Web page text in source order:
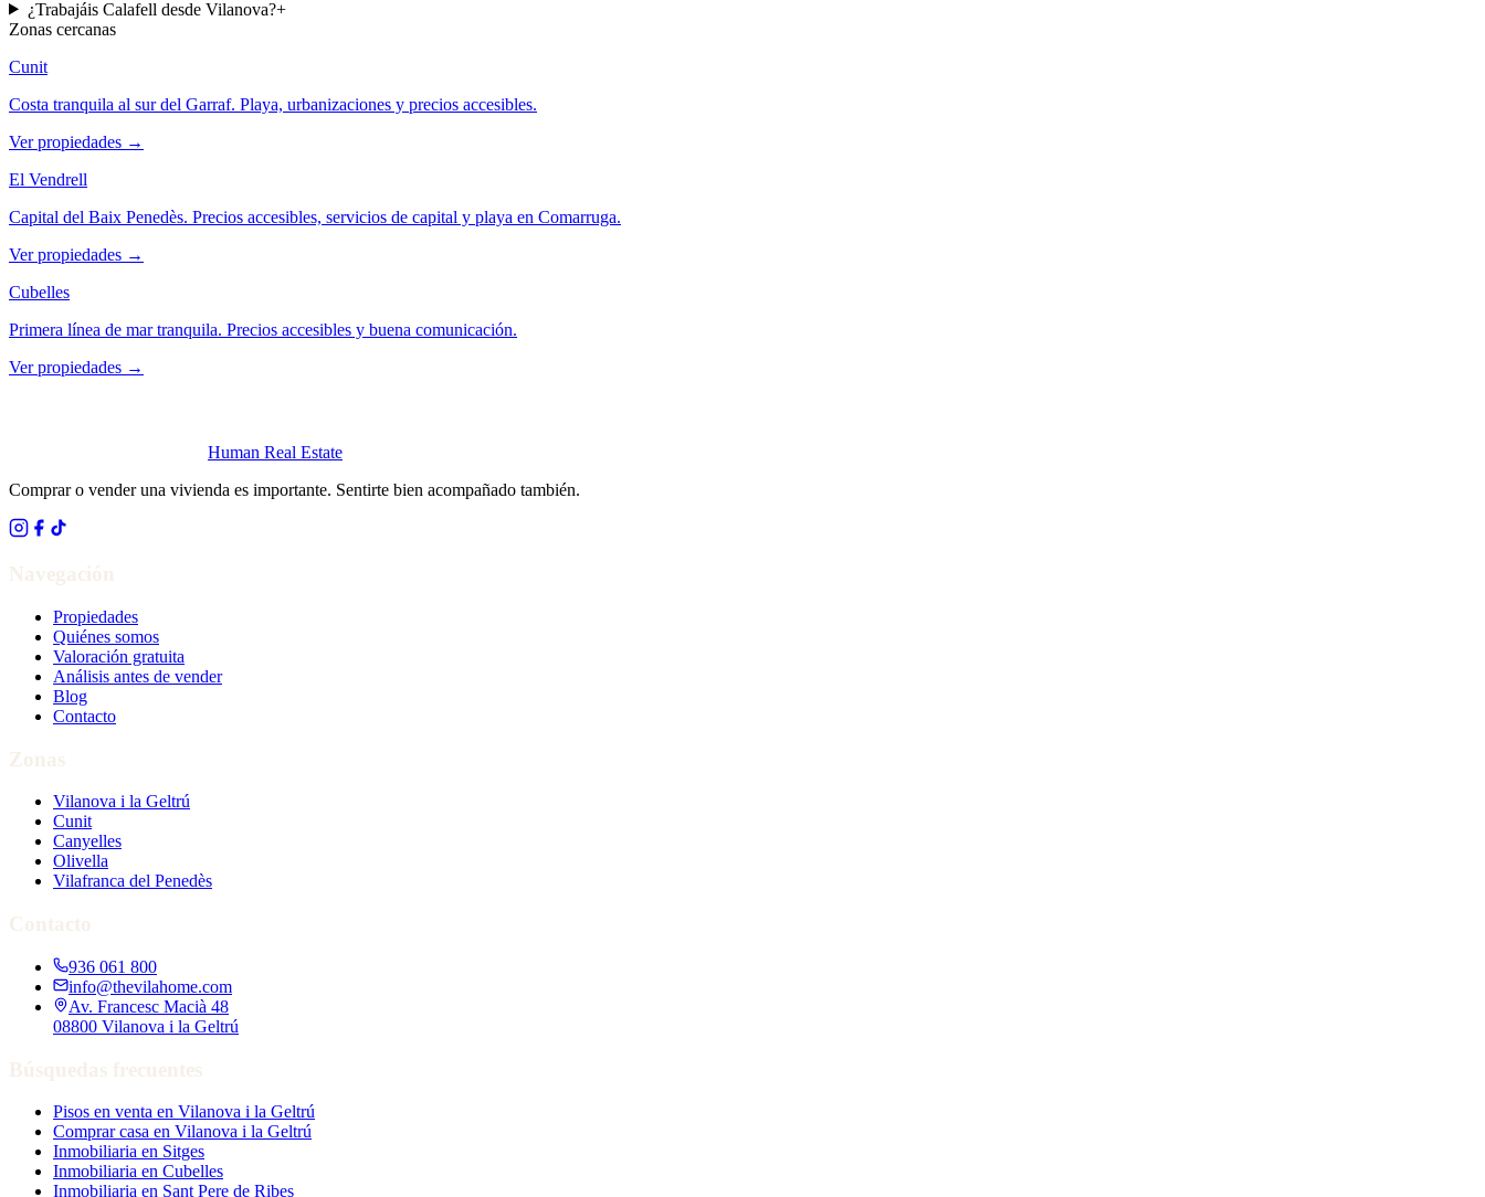
¿Trabajáis Calafell desde Vilanova?+
Zonas cercanas
Cunit
Costa tranquila al sur del Garraf. Playa, urbanizaciones y precios accesibles.
Ver propiedades →
El Vendrell
Capital del Baix Penedès. Precios accesibles, servicios de capital y playa en Comarruga.
Ver propiedades →
Cubelles
Primera línea de mar tranquila. Precios accesibles y buena comunicación.
Ver propiedades →
Human Real Estate
Comprar o vender una vivienda es importante. Sentirte bien acompañado también.
Propiedades
Quiénes somos
Valoración gratuita
Análisis antes de vender
Blog
Contacto
Vilanova i la Geltrú
Cunit
Canyelles
Olivella
Vilafranca del Penedès
936 061 800
info@thevilahome.com
Av. Francesc Macià 48
08800 Vilanova i la Geltrú
Pisos en venta en Vilanova i la Geltrú
Comprar casa en Vilanova i la Geltrú
Inmobiliaria en Sitges
Inmobiliaria en Cubelles
Inmobiliaria en Sant Pere de Ribes